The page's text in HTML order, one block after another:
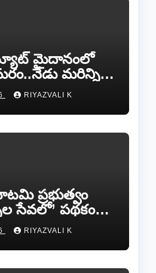
మైదానంలో
మరిన్ని
RIYAZVALI K
ప్రభుత్వం
సేవలో’ పథకం
ఆర్థిక
RIYAZVALI K